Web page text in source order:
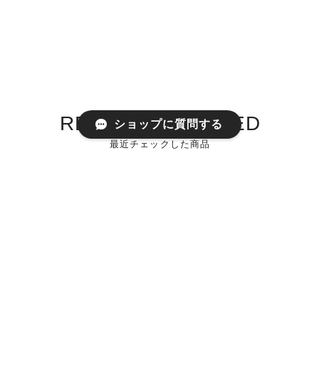
RECENTLY VIEWED
最近チェックした商品
ショップに質問する